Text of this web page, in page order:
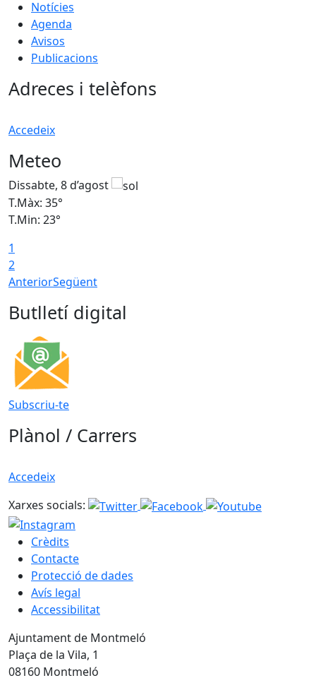
Notícies
Agenda
Avisos
Publicacions
Adreces i telèfons
Accedeix
Meteo
Dissabte, 8 d’agost
T.Màx: 35°
T.Min: 23°
1
2
AnteriorSegüent
Butlletí digital
Subscriu-te
Plànol / Carrers
Accedeix
Xarxes socials:
Crèdits
Contacte
Protecció de dades
Avís legal
Accessibilitat
Ajuntament de Montmeló
Plaça de la Vila, 1
08160 Montmeló